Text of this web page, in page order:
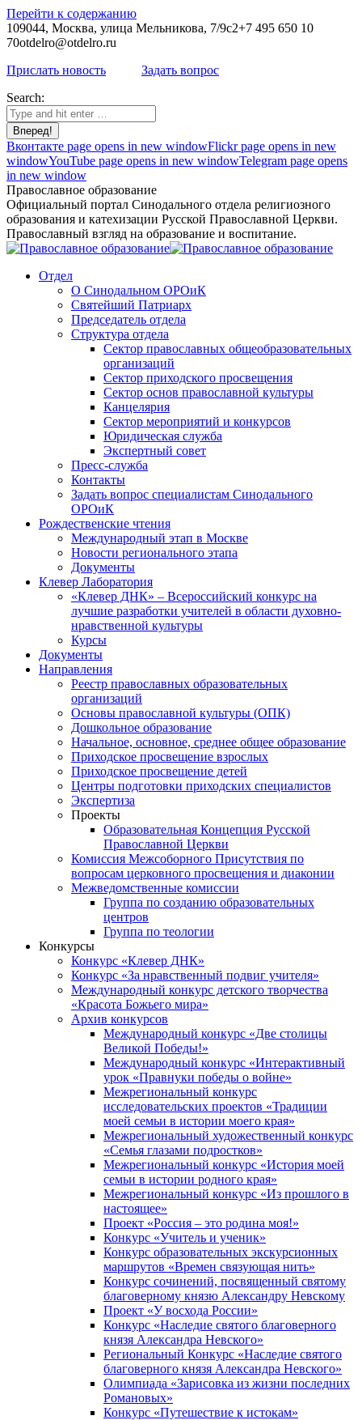
Перейти к содержанию
109044, Москва, улица Мельникова, 7/9с2+7 495 650 10
70otdelro@otdelro.ru
Прислать новость
Задать вопрос
Search:
Вконтакте page opens in new windowFlickr page opens in new
windowYouTube page opens in new windowTelegram page opens
in new window
Православное образование
Официальный портал Синодального отдела религиозного
образования и катехизации Русской Православной Церкви.
Православный взгляд на образование и воспитание.
Отдел
О Синодальном ОРОиК
Святейший Патриарх
Председатель отдела
Структура отдела
Сектор православных общеобразовательных
организаций
Сектор приходского просвещения
Сектор основ православной культуры
Канцелярия
Сектор мероприятий и конкурсов
Юридическая служба
Экспертный совет
Пресс-служба
Контакты
Задать вопрос специалистам Синодального
ОРОиК
Рождественские чтения
Международный этап в Москве
Новости регионального этапа
Документы
Клевер Лаборатория
«Клевер ДНК» – Всероссийский конкурс на
лучшие разработки учителей в области духовно-
нравственной культуры
Курсы
Документы
Направления
Реестр православных образовательных
организаций
Основы православной культуры (ОПК)
Дошкольное образование
Начальное, основное, среднее общее образование
Приходское просвещение взрослых
Приходское просвещение детей
Центры подготовки приходских специалистов
Экспертиза
Проекты
Образовательная Концепция Русской
Православной Церкви
Комиссия Межсоборного Присутствия по
вопросам церковного просвещения и диаконии
Межведомственные комиссии
Группа по созданию образовательных
центров
Группа по теологии
Конкурсы
Конкурс «Клевер ДНК»
Конкурс «За нравственный подвиг учителя»
Международный конкурс детского творчества
«Красота Божьего мира»
Архив конкурсов
Международный конкурс «Две столицы
Великой Победы!»
Международный конкурс «Интерактивный
урок «Правнуки победы о войне»
Межрегиональный конкурс
исследовательских проектов «Традиции
моей семьи в истории моего края»
Межрегиональный художественный конкурс
«Семья глазами подростков»
Межрегиональный конкурс «История моей
семьи в истории родного края»
Межрегиональный конкурс «Из прошлого в
настоящее»
Проект «Россия – это родина моя!»
Конкурс «Учитель и ученик»
Конкурс образовательных экскурсионных
маршрутов «Времен связующая нить»
Конкурс сочинений, посвященный святому
благоверному князю Александру Невскому
Проект «У восхода России»
Конкурс «Наследие святого благоверного
князя Александра Невского»
Региональный Конкурс «Наследие святого
благоверного князя Александра Невского»
Олимпиада «Зарисовка из жизни последних
Романовых»
Конкурс «Путешествие к истокам»